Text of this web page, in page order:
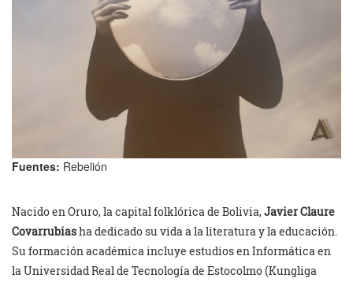
Fuentes: Rebelión
Nacido en Oruro, la capital folklórica de Bolivia,Javier Claure
Covarrubiasha dedicado su vida a la literatura y la educación.
Su formación académica incluye estudios en Informática en
la Universidad Real de Tecnología de Estocolmo (Kungliga